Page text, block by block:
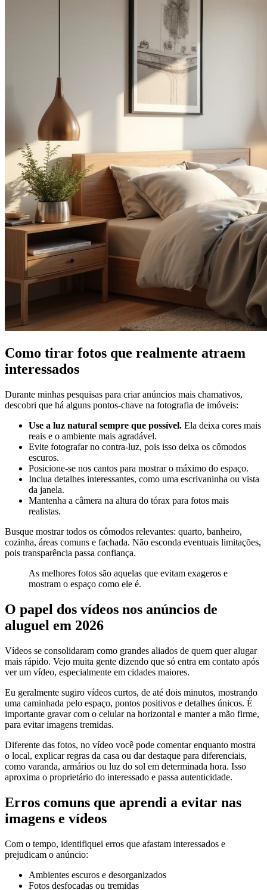
Como tirar fotos que realmente atraem
interessados
Durante minhas pesquisas para criar anúncios mais chamativos,
descobri que há alguns pontos-chave na fotografia de imóveis:
Use a luz natural sempre que possível. Ela deixa cores mais
reais e o ambiente mais agradável.
Evite fotografar no contra-luz, pois isso deixa os cômodos
escuros.
Posicione-se nos cantos para mostrar o máximo do espaço.
Inclua detalhes interessantes, como uma escrivaninha ou vista
da janela.
Mantenha a câmera na altura do tórax para fotos mais
realistas.
Busque mostrar todos os cômodos relevantes: quarto, banheiro,
cozinha, áreas comuns e fachada. Não esconda eventuais limitações,
pois transparência passa confiança.
As melhores fotos são aquelas que evitam exageros e
mostram o espaço como ele é.
O papel dos vídeos nos anúncios de
aluguel em 2026
Vídeos se consolidaram como grandes aliados de quem quer alugar
mais rápido. Vejo muita gente dizendo que só entra em contato após
ver um vídeo, especialmente em cidades maiores.
Eu geralmente sugiro vídeos curtos, de até dois minutos, mostrando
uma caminhada pelo espaço, pontos positivos e detalhes únicos. É
importante gravar com o celular na horizontal e manter a mão firme,
para evitar imagens tremidas.
Diferente das fotos, no vídeo você pode comentar enquanto mostra
o local, explicar regras da casa ou dar destaque para diferenciais,
como varanda, armários ou luz do sol em determinada hora. Isso
aproxima o proprietário do interessado e passa autenticidade.
Erros comuns que aprendi a evitar nas
imagens e vídeos
Com o tempo, identifiquei erros que afastam interessados e
prejudicam o anúncio:
Ambientes escuros e desorganizados
Fotos desfocadas ou tremidas